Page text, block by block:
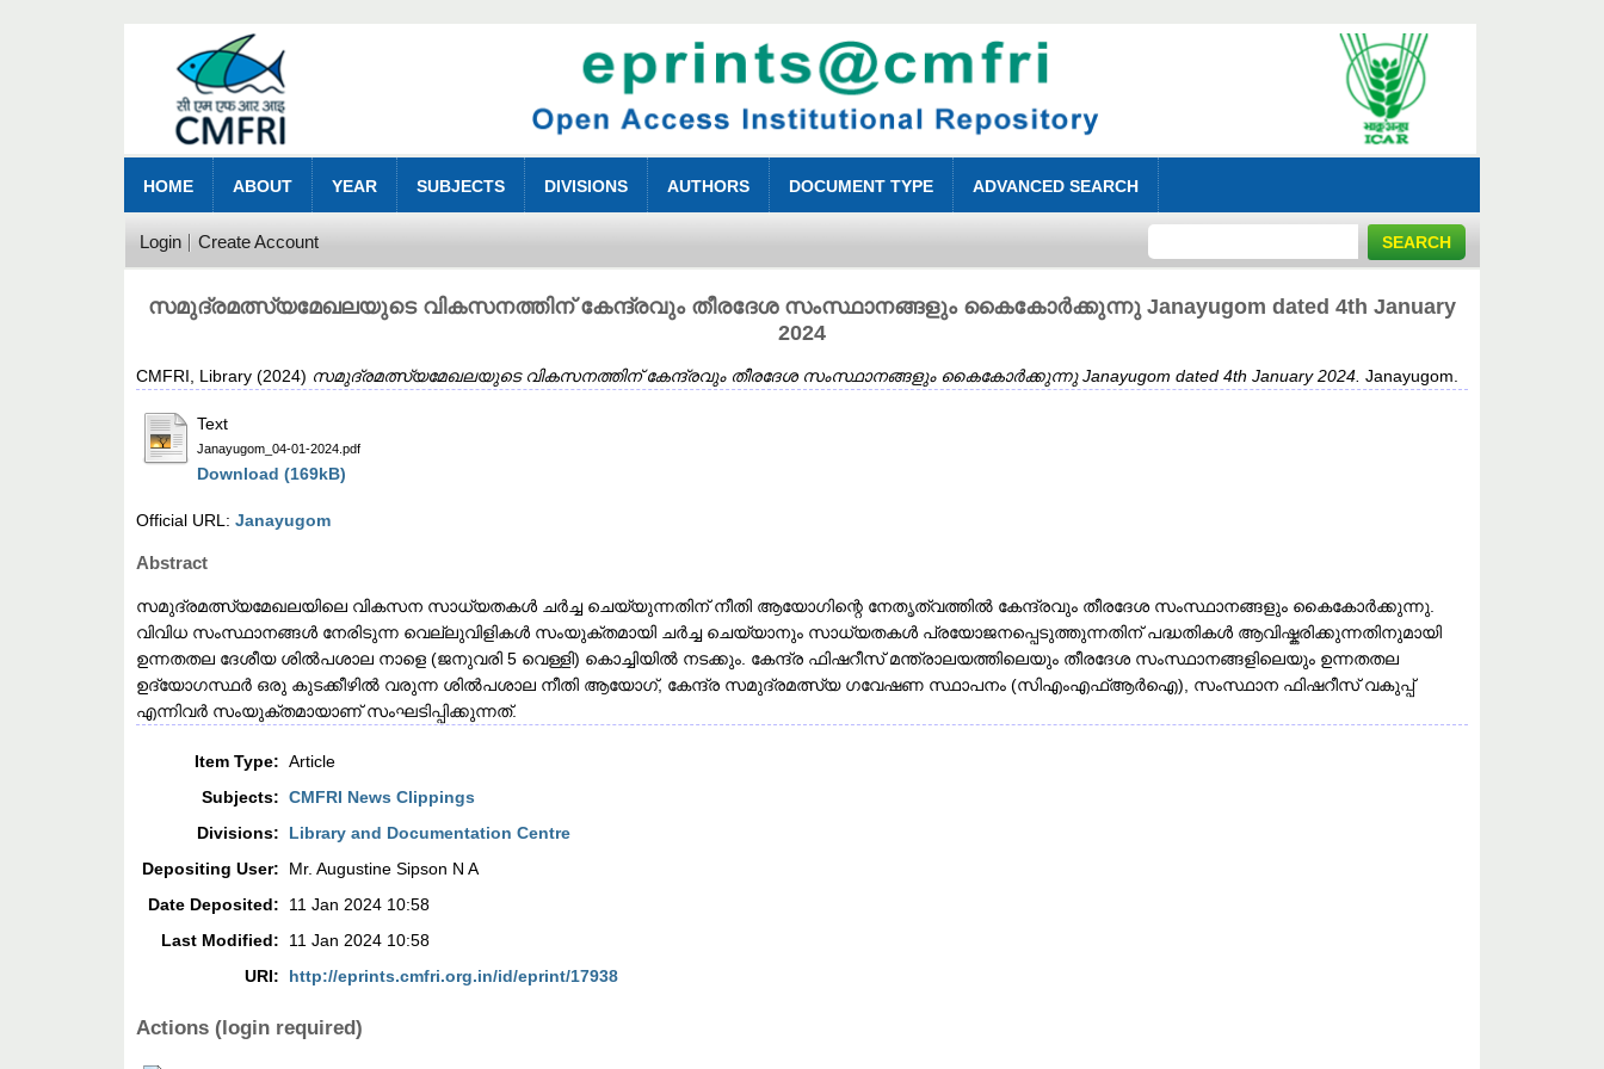
HOME ABOUT YEAR SUBJECTS DIVISIONS AUTHORS DOCUMENT TYPE ADVANCED SEARCH
Login Create Account
സമുദ്രമത്സ്യമേഖലയുടെ വികസനത്തിന് കേന്ദ്രവും തീരദേശ സംസ്ഥാനങ്ങളും കൈകോർക്കുന്നു Janayugom dated 4th January
2024
CMFRI, Library (2024) സമുദ്രമത്സ്യമേഖലയുടെ വികസനത്തിന് കേന്ദ്രവും തീരദേശ സംസ്ഥാനങ്ങളും കൈകോർക്കുന്നു Janayugom dated 4th January 2024. Janayugom.
Text
Janayugom_04-01-2024.pdf
Download (169kB)
Official URL:Janayugom
Abstract
സമുദ്രമത്സ്യമേഖലയിലെ വികസന സാധ്യതകൾ ചർച്ച ചെയ്യുന്നതിന് നീതി ആയോഗിന്റെ നേതൃത്വത്തിൽ കേന്ദ്രവും തീരദേശ സംസ്ഥാനങ്ങളും കൈകോർക്കുന്നു.
വിവിധ സംസ്ഥാനങ്ങൾ നേരിടുന്ന വെല്ലുവിളികൾ സംയുക്തമായി ചർച്ച ചെയ്യാനും സാധ്യതകൾ പ്രയോജനപ്പെടുത്തുന്നതിന് പദ്ധതികൾ ആവിഷ്കരിക്കുന്നതിനുമായി
ഉന്നതതല ദേശീയ ശിൽപശാല നാളെ (ജനുവരി 5 വെള്ളി) കൊച്ചിയിൽ നടക്കും. കേന്ദ്ര ഫിഷറീസ് മന്ത്രാലയത്തിലെയും തീരദേശ സംസ്ഥാനങ്ങളിലെയും ഉന്നതതല
ഉദ്യോഗസ്ഥർ ഒരു കുടക്കീഴിൽ വരുന്ന ശിൽപശാല നീതി ആയോഗ്, കേന്ദ്ര സമുദ്രമത്സ്യ ഗവേഷണ സ്ഥാപനം (സിഎംഎഫ്ആർഐ), സംസ്ഥാന ഫിഷറീസ് വകുപ്പ്
എന്നിവർ സംയുക്തമായാണ് സംഘടിപ്പിക്കുന്നത്.
Item Type: Article
Subjects: CMFRI News Clippings
Divisions:
Library and Documentation Centre
Depositing User:
Mr. Augustine Sipson N A
Date Deposited:
11 Jan 2024 10:58
Last Modified:
11 Jan 2024 10:58
URI:
http://eprints.cmfri.org.in/id/eprint/17938
Actions (login required)